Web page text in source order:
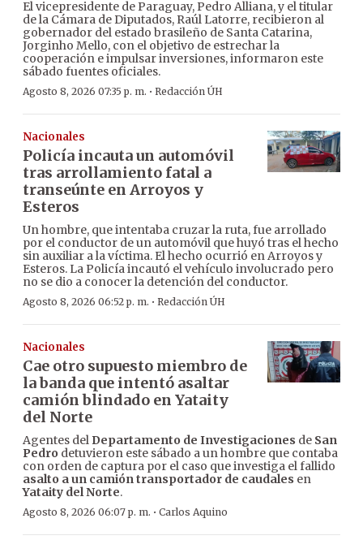
El vicepresidente de Paraguay, Pedro Alliana, y el titular
de la Cámara de Diputados, Raúl Latorre, recibieron al
gobernador del estado brasileño de Santa Catarina,
Jorginho Mello, con el objetivo de estrechar la
cooperación e impulsar inversiones, informaron este
sábado fuentes oficiales.
Agosto 8, 2026 07:35 p. m. · Redacción ÚH
Nacionales
Policía incauta un automóvil
tras arrollamiento fatal a
transeúnte en Arroyos y
Esteros
Un hombre, que intentaba cruzar la ruta, fue arrollado
por el conductor de un automóvil que huyó tras el hecho
sin auxiliar a la víctima. El hecho ocurrió en Arroyos y
Esteros. La Policía incautó el vehículo involucrado pero
no se dio a conocer la detención del conductor.
Agosto 8, 2026 06:52 p. m. · Redacción ÚH
Nacionales
Cae otro supuesto miembro de
la banda que intentó asaltar
camión blindado en Yataity
del Norte
Agentes del Departamento de Investigaciones de San
Pedro detuvieron este sábado a un hombre que contaba
con orden de captura por el caso que investiga el fallido
asalto a un camión transportador de caudales en
Yataity del Norte.
Agosto 8, 2026 06:07 p. m. · Carlos Aquino